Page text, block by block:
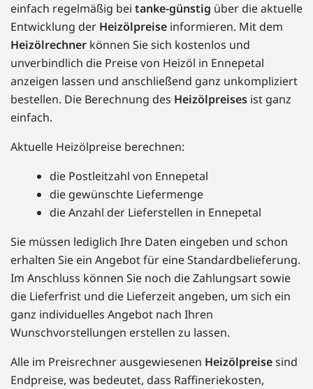
einfach regelmäßig bei tanke-günstig über die aktuelle
Entwicklung der Heizölpreise informieren. Mit dem
Heizölrechner können Sie sich kostenlos und
unverbindlich die Preise von Heizöl in Ennepetal
anzeigen lassen und anschließend ganz unkompliziert
bestellen. Die Berechnung des Heizölpreises ist ganz
einfach.
Aktuelle Heizölpreise berechnen:
die Postleitzahl von Ennepetal
die gewünschte Liefermenge
die Anzahl der Lieferstellen in Ennepetal
Sie müssen lediglich Ihre Daten eingeben und schon
erhalten Sie ein Angebot für eine Standardbelieferung.
Im Anschluss können Sie noch die Zahlungsart sowie
die Lieferfrist und die Lieferzeit angeben, um sich ein
ganz individuelles Angebot nach Ihren
Wunschvorstellungen erstellen zu lassen.
Alle im Preisrechner ausgewiesenen Heizölpreisesind
Endpreise, was bedeutet, dass Raffineriekosten,